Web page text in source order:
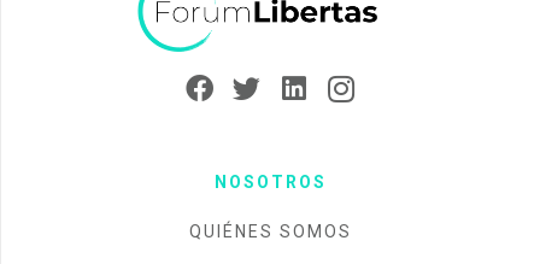
NOSOTROS
QUIÉNES SOMOS